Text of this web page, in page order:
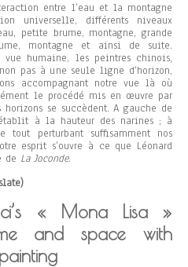
entre l’eau et la montagne
universelle, différents niveaux
petite brume, montagne, grande
montagne et ainsi de suite.
humaine, les peintres chinois,
pas à une seule ligne d’horizon,
accompagnant notre vue là où
le procédé mis en œuvre par
se succèdent. A gauche de
à la hauteur des narines ; à
perturbant suffisamment nos
esprit s’ouvre à ce que Léonard
de La Joconde.
« Mona Lisa »
and space with